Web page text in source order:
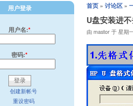
首页» 讨论区»
U盘安装进
由 mastor 于 星期
用户登录
用户名:*
密码:*
创建新帐号
重设密码